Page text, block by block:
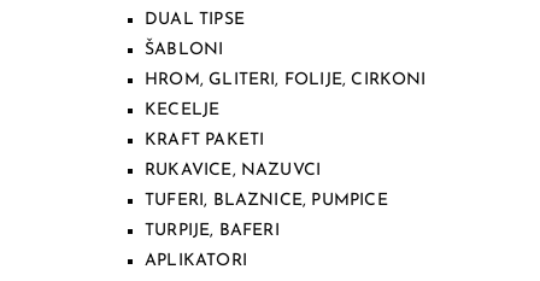
DUAL TIPSE
ŠABLONI
HROM, GLITERI, FOLIJE, CIRKONI
KECELJE
KRAFT PAKETI
RUKAVICE, NAZUVCI
TUFERI, BLAZNICE, PUMPICE
TURPIJE, BAFERI
APLIKATORI